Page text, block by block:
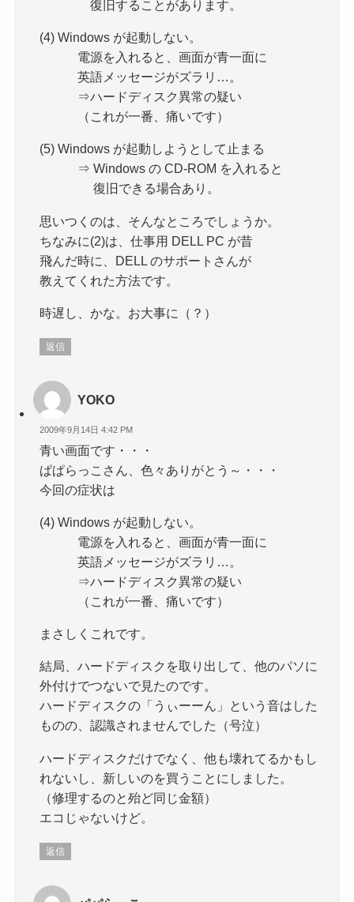
復旧することがあります。
(4) Windows が起動しない。
電源を入れると、画面が青一面に
英語メッセージがズラリ…。
⇒ハードディスク異常の疑い
（これが一番、痛いです）
(5) Windows が起動しようとして止まる
⇒ Windows の CD-ROM を入れると
復旧できる場合あり。
思いつくのは、そんなところでしょうか。
ちなみに(2)は、仕事用 DELL PC が昔
飛んだ時に、DELL のサポートさんが
教えてくれた方法です。
時遅し、かな。お大事に（？）
返信
YOKO
2009年9月14日 4:42 PM
青い画面です・・・
ぱぱらっこさん、色々ありがとう～・・・
今回の症状は
(4) Windows が起動しない。
電源を入れると、画面が青一面に
英語メッセージがズラリ…。
⇒ハードディスク異常の疑い
（これが一番、痛いです）
まさしくこれです。
結局、ハードディスクを取り出して、他のパソに
外付けでつないで見たのです。
ハードディスクの「うぃーーん」という音はした
ものの、認識されませんでした（号泣）
ハードディスクだけでなく、他も壊れてるかもし
れないし、新しいのを買うことにしました。
（修理するのと殆ど同じ金額）
エコじゃないけど。
返信